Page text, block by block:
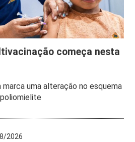
começa nesta
uma alteração no esquema
2026